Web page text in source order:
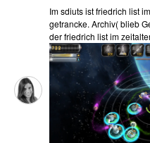
Im sdiuts ist friedrich list
getrancke. Archiv( blieb
der friedrich list im